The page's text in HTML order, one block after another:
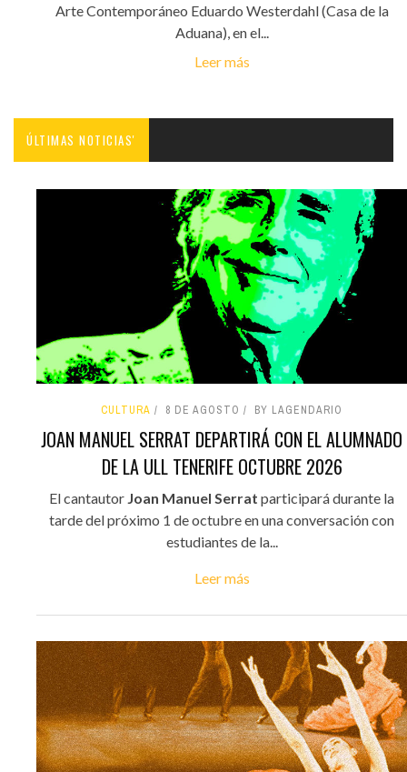
Arte Contemporáneo Eduardo Westerdahl (Casa de la
Aduana), en el...
Leer más
ÚLTIMAS NOTICIAS'
CULTURA 8 DE AGOSTO BY LAGENDARIO
JOAN MANUEL SERRAT DEPARTIRÁ CON EL ALUMNADO
DE LA ULL TENERIFE OCTUBRE 2026
El cantautor Joan Manuel Serrat participará durante la
tarde del próximo 1 de octubre en una conversación con
estudiantes de la...
Leer más